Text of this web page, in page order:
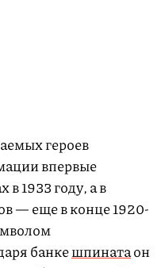
героев
впервые
в 1933 году, а в
— еще в конце 1920-
банкешпинатаон